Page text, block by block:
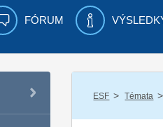
FÓRUM
ESF / Témata /